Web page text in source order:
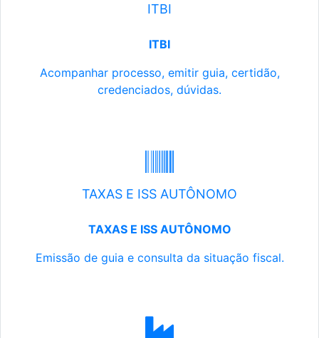
ITBI
ITBI
Acompanhar processo, emitir guia, certidão,
credenciados, dúvidas.
TAXAS E ISS AUTÔNOMO
TAXAS E ISS AUTÔNOMO
Emissão de guia e consulta da situação fiscal.